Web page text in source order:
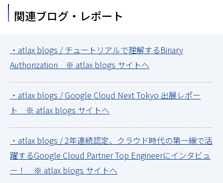
関連ブログ・レポート
・atlax blogs / チュートリアルで理解するBinary
Authorization ※ atlax blogs サイトへ
・atlax blogs / Google Cloud Next Tokyo 出展レポー
ト ※ atlax blogs サイトへ
・atlax blogs / 2年連続認定、クラウド時代の第一線で活
躍するGoogle Cloud Partner Top Engineerにインタビュ
ー！ ※ atlax blogs サイトへ